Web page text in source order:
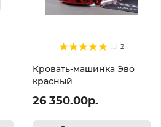
2
Кровать-машинка Эво
красный
26 350.00р.